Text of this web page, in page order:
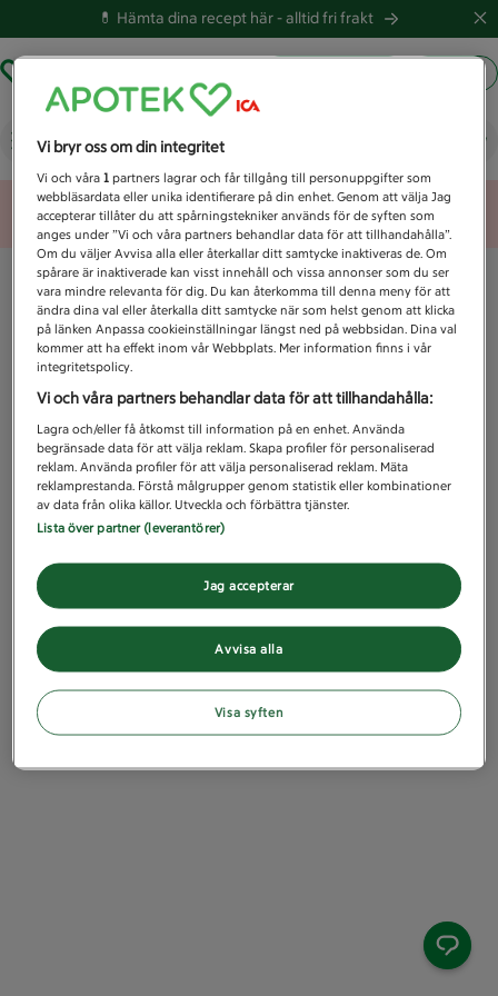
💊 Hämta dina recept här -alltid fri frakt
Vad letar du efter idag?
Unknown error
Vi bryr oss om din integritet
Vi och våra1 partners lagrar och får tillgång till personuppgifter som
webbläsardata eller unika identifierare på din enhet. Genom att välja Jag
accepterar tillåter du att spårningstekniker används för de syften som
anges under ”Vi och våra partners behandlar data för att tillhandahålla”.
Om du väljer Avvisa alla eller återkallar ditt samtycke inaktiveras de. Om
spårare är inaktiverade kan visst innehåll och vissa annonser som du ser
vara mindre relevanta för dig. Du kan återkomma till denna meny för att
ändra dina val eller återkalla ditt samtycke när som helst genom att klicka
på länken Anpassa cookieinställningar längst ned på webbsidan. Dina val
kommer att ha effekt inom vår Webbplats. Mer information finns i vår
integritetspolicy.
Vi och våra partners behandlar data för att tillhandahålla:
Lagra och/eller få åtkomst till information på en enhet. Använda
begränsade data för att välja reklam. Skapa profiler för personaliserad
reklam. Använda profiler för att välja personaliserad reklam. Mäta
reklamprestanda. Förstå målgrupper genom statistik eller kombinationer
av data från olika källor. Utveckla och förbättra tjänster.
Lista över partner (leverantörer)
Avvisa alla
Jag accepterar
Visa syften